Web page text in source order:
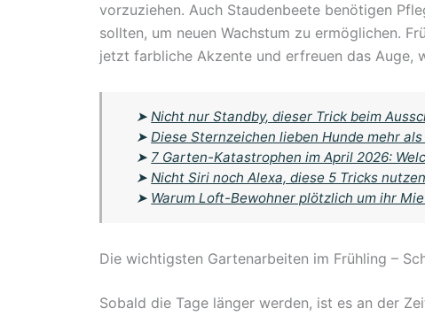
vorzuziehen. Auch Staudenbeete benötigen
sollten, um neuen Wachstum zu ermöglichen.
jetzt farbliche Akzente und erfreuen das Auge,
➤Nicht nur Standby, dieser Trick beim
➤Diese Sternzeichen lieben Hunde mehr
➤ 7 Garten-Katastrophen im April 2026:
➤Nicht Siri noch Alexa, diese 5 Tricks
➤ Warum Loft-Bewohner plötzlich um ihr
Die wichtigsten Gartenarbeiten im Frühling –
Sobald die Tage länger werden, ist es an der